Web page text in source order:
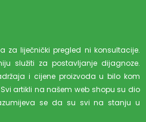
za liječnički pregled ni konsultacije.
služiti za postavljanje dijagnoze.
i cijene proizvoda u bilo kom
artikli na našem web shopu su dio
se da su svi na stanju u